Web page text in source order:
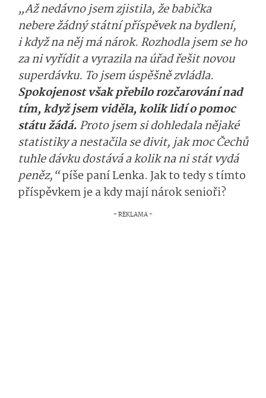
„Až nedávno jsem zjistila, že babička
nebere žádný státní příspěvek na bydlení,
i když na něj má nárok. Rozhodla jsem se ho
za ni vyřídit a vyrazila na úřad řešit novou
superdávku. To jsem úspěšně zvládla.
Spokojenost však přebilo rozčarování nad
tím, když jsem viděla, kolik lidí o pomoc
státu žádá. Proto jsem si dohledala nějaké
statistiky a nestačila se divit, jak moc Čechů
tuhle dávku dostává a kolik na ni stát vydá
peněz,“píše paní Lenka. Jak to tedy s tímto
příspěvkem je a kdy mají nárok senioři?